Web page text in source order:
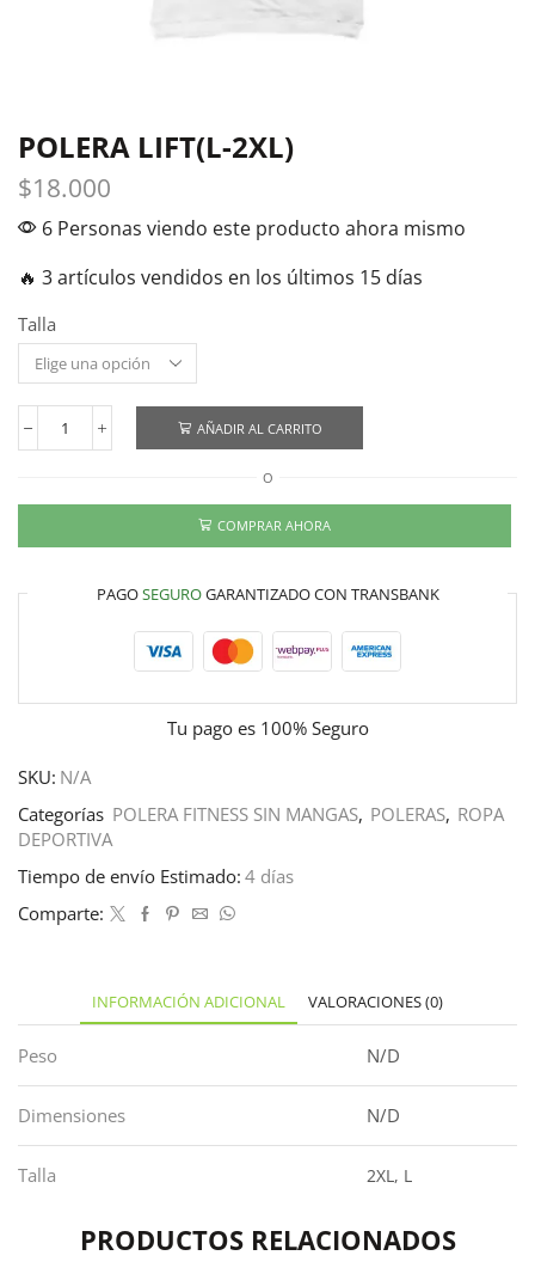
POLERA LIFT(L-2XL)
$18.000
6 Personas viendo este producto ahora mismo
🔥 3 artículos vendidos en los últimos 15 días
Talla
AÑADIR AL CARRITO
O
COMPRAR AHORA
PAGOSEGUROGARANTIZADO CON TRANSBANK
Tu pago es 100% Seguro
SKU: N/A
Categorías POLERA FITNESS SIN MANGAS, POLERAS, ROPA
DEPORTIVA
Tiempo de envío Estimado: 4 días
Comparte:
INFORMACIÓN ADICIONAL VALORACIONES (0)
Peso N/D
Dimensiones N/D
Talla 2XL, L
PRODUCTOS RELACIONADOS